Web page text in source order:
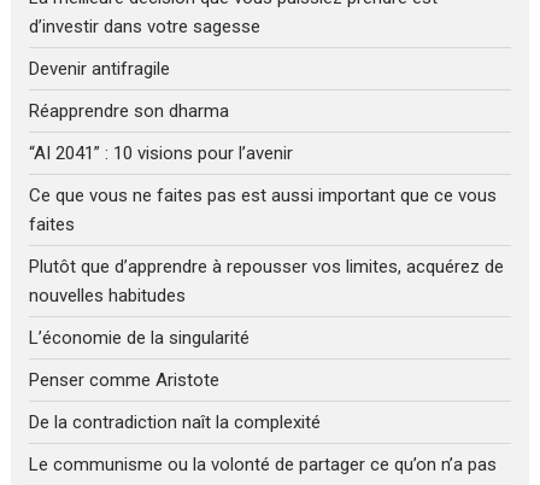
d’investir dans votre sagesse
Devenir antifragile
Réapprendre son dharma
“AI 2041” : 10 visions pour l’avenir
Ce que vous ne faites pas est aussi important que ce vous
faites
Plutôt que d’apprendre à repousser vos limites, acquérez de
nouvelles habitudes
L’économie de la singularité
Penser comme Aristote
De la contradiction naît la complexité
Le communisme ou la volonté de partager ce qu’on n’a pas